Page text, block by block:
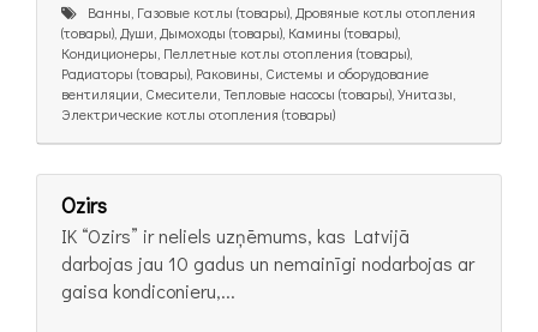
Ванны, Газовые котлы (товары), Дровяные котлы отопления
(товары), Души, Дымоходы (товары), Камины (товары),
Кондиционеры, Пеллетные котлы отопления (товары),
Радиаторы (товары), Раковины, Системы и оборудование
вентиляции, Смесители, Тепловые насосы (товары), Унитазы,
Электрические котлы отопления (товары)
Ozirs
IK “Ozirs” ir neliels uzņēmums, kas Latvijā
darbojas jau 10 gadus un nemainīgi nodarbojas ar
gaisa kondiconieru,...